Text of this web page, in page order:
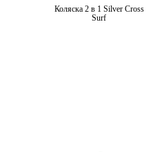
Коляска 2 в 1 Silver Cross
Surf